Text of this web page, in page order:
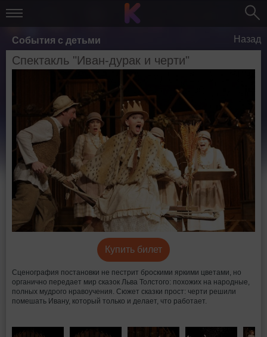
События с детьми Назад
Спектакль "Иван-дурак и черти"
Купить билет
Сценография постановки не пестрит броскими яркими цветами, но
органично передает мир сказок Льва Толстого: похожих на народные,
полных мудрого нравоучения. Сюжет сказки прост: черти решили
помешать Ивану, который только и делает, что работает.